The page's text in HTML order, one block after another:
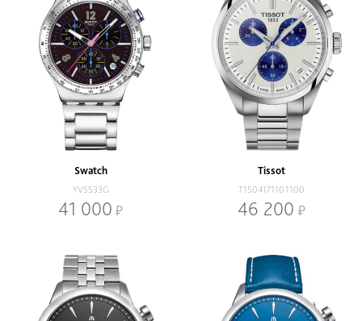
Swatch
YVS533G
41 000
Tissot
T1504171101100
46 200